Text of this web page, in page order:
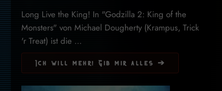
Long Live the King! In "Godzilla 2: King of the
Monsters" von Michael Dougherty (Krampus, Trick
'r Treat) ist die ...
Ich will mehr! Gib mir alles ➔